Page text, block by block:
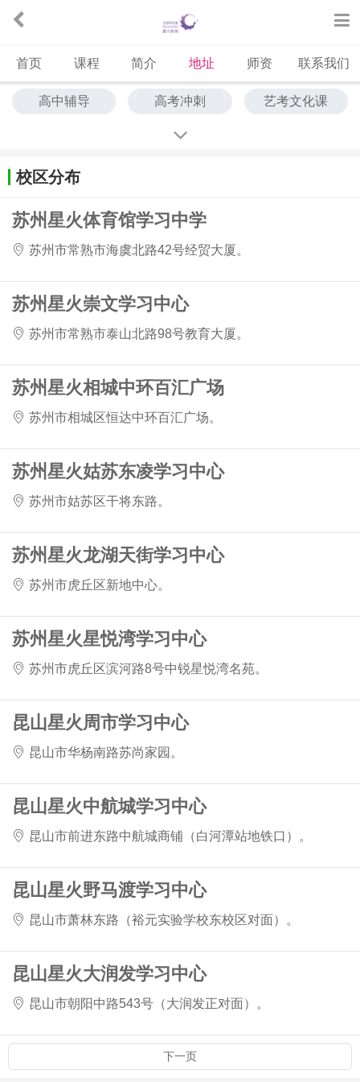
首页 课程 简介 地址 师资 联系我们
高中辅导 高考冲刺 艺考文化课
校区分布
苏州星火体育馆学习中学
苏州市常熟市海虞北路42号经贸大厦。
苏州星火崇文学习中心
苏州市常熟市泰山北路98号教育大厦。
苏州星火相城中环百汇广场
苏州市相城区恒达中环百汇广场。
苏州星火姑苏东凌学习中心
苏州市姑苏区干将东路。
苏州星火龙湖天街学习中心
苏州市虎丘区新地中心。
苏州星火星悦湾学习中心
苏州市虎丘区滨河路8号中锐星悦湾名苑。
昆山星火周市学习中心
昆山市华杨南路苏尚家园。
昆山星火中航城学习中心
昆山市前进东路中航城商铺（白河潭站地铁口）。
昆山星火野马渡学习中心
昆山市萧林东路（裕元实验学校东校区对面）。
昆山星火大润发学习中心
昆山市朝阳中路543号（大润发正对面）。
下一页